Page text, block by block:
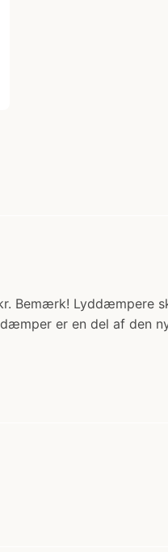
Bemærk! Lyddæmpere
er en del af den